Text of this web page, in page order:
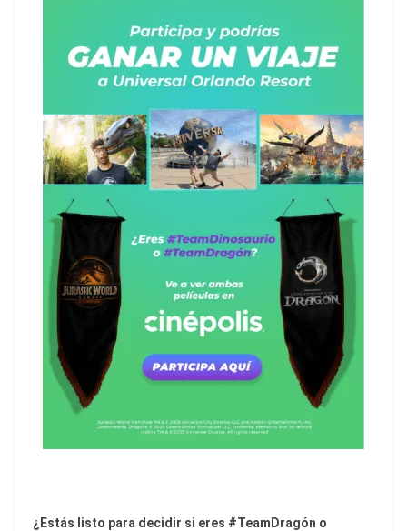
¿Estás listo para decidir si eres #TeamDragón o